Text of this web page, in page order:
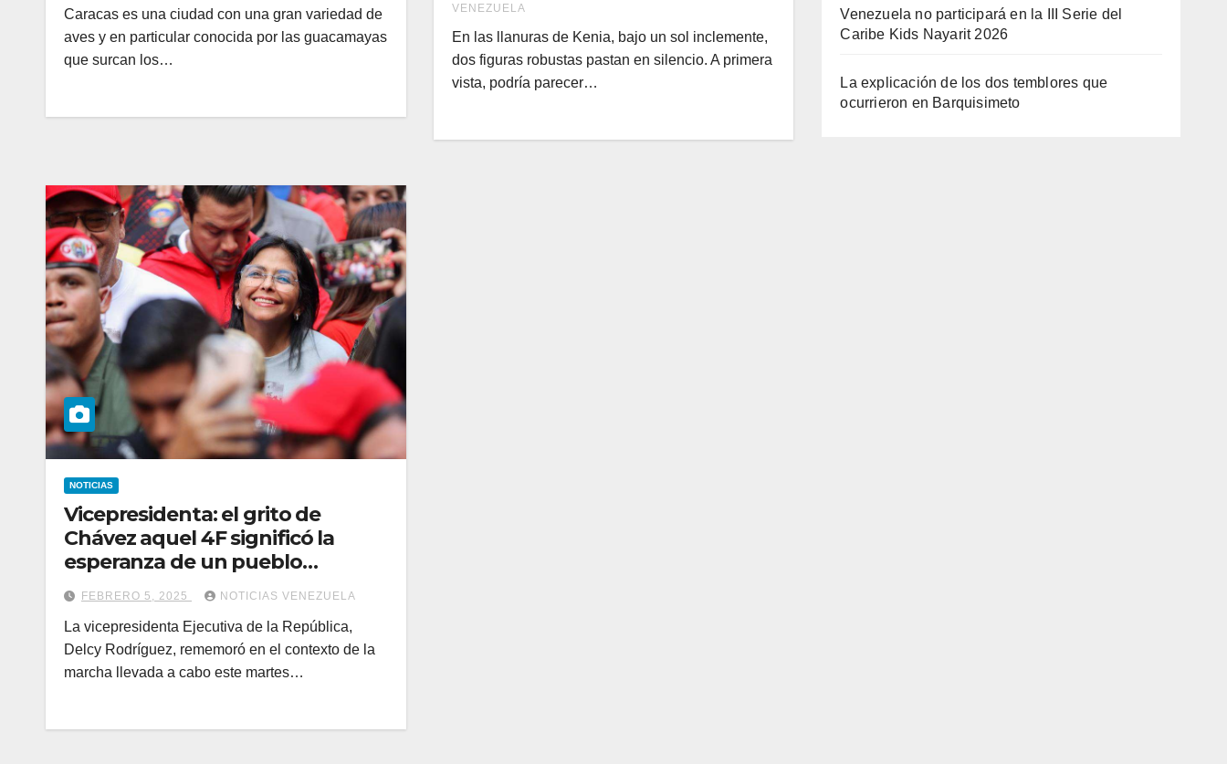
Caracas es una ciudad con una gran variedad de
aves y en particular conocida por las guacamayas
que surcan los…
VENEZUELA
En las llanuras de Kenia, bajo un sol inclemente,
dos figuras robustas pastan en silencio. A primera
vista, podría parecer…
NOTICIAS
Vicepresidenta: el grito de
Chávez aquel 4F significó la
esperanza de un pueblo
oprimido
FEBRERO 5, 2025 NOTICIAS VENEZUELA
La vicepresidenta Ejecutiva de la República,
Delcy Rodríguez, rememoró en el contexto de la
marcha llevada a cabo este martes…
Venezuela no participará en la III Serie del
Caribe Kids Nayarit 2026
La explicación de los dos temblores que
ocurrieron en Barquisimeto